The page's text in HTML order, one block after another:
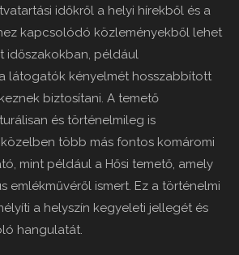
időkről a helyi hírekből és a
kapcsolódó közleményekből lehet
időszakokban, például
látogatók kényelmét hosszabbított
biztosítani. A temető
és történelmileg is
több más fontos komáromi
mint például a Hősi temető, amely
emlékművéről ismert. Ez a történelmi
a helyszín kegyeleti jellegét és
hangulatát.